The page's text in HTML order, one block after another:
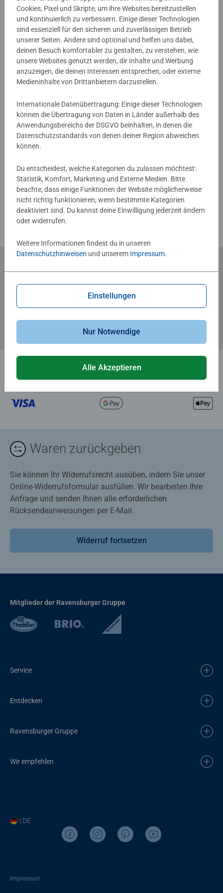
EAN:
9783473475421
ISBN:
978-3-473-47542-1
Warnhinweise und Herstellerinformation
Noch keine Bewertungen
abgegeben
0/0
Verfasse eine Bewertung
Richtlinien für Bewertungen
... und 5 € Gutschein sichern!
Waren zurückgeben
Sie können Ihr Widerrufsrecht ausüben, indem Sie unser
Online-Widerrufsformular ausfüllen. Wir bearbeiten Ihre
Anfrage und senden Ihnen alle erforderlichen
Rücksendeanweisungen per E-Mail.
Widerruf fortsetzen
Mitglieder der Ravensburger Gruppe
Service
Entdecken
Ravensburger Gruppe
Wir empfehlen
| DE
Impressum
Cookies, Pixel und Skripte, um ihre Websites bereitzustellen
und kontinuierlich zu verbessern. Einige dieser Technologien
sind essenziell für den sicheren und zuverlässigen Betrieb
unserer Seiten. Andere sind optional und helfen uns dabei,
deinen Besuch komfortabler zu gestalten, zu verstehen, wie
unsere Websites genutzt werden, dir Inhalte und Werbung
anzuzeigen, die deinen Interessen entsprechen, oder externe
Medieninhalte von Drittanbietern darzustellen.
Internationale Datenübertragung: Einige dieser Technologien
können die Übertragung von Daten in Länder außerhalb des
Anwendungsbereichs der DSGVO beinhalten, in denen die
Datenschutzstandards von denen deiner Region abweichen
können.
Du entscheidest, welche Kategorien du zulassen möchtest:
Statistik, Komfort, Marketing und Externe Medien. Bitte
beachte, dass einige Funktionen der Website möglicherweise
nicht richtig funktionieren, wenn bestimmte Kategorien
deaktiviert sind. Du kannst deine Einwilligung jederzeit ändern
oder widerrufen.
Weitere Informationen findest du in unseren
Datenschutzhinweisen und unserem Impressum.
Einstellungen
Nur Notwendige
Alle Akzeptieren